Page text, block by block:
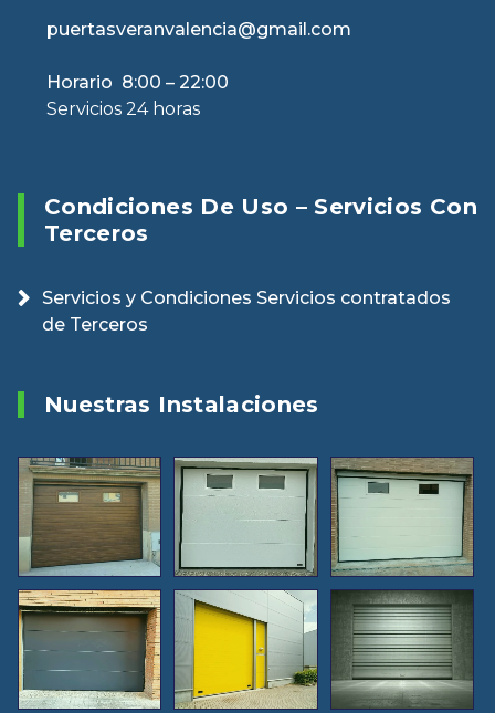
puertasveranvalencia@gmail.com
Horario 8:00 – 22:00
Servicios 24 horas
Condiciones De Uso – Servicios Con
Terceros
Servicios y Condiciones Servicios contratados
de Terceros
Nuestras Instalaciones